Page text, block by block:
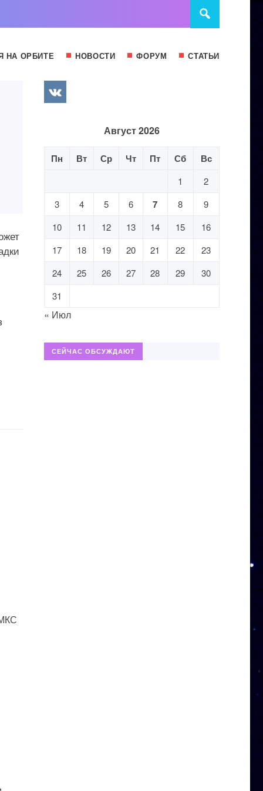
НА ОРБИТЕ НОВОСТИ ФОРУМ СТАТЬИ
Август 2026
Пн Вт Ср Чт Пт Сб Вс
1
2
3
4 5 6 7 8
9
10
11 12 13 14 15
16
17
18 19 20 21 22
23
24
25 26 27 28 29
30
31
« Июл
СЕЙЧАС ОБСУЖДАЮТ